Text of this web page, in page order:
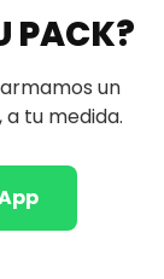
PACK?
un
tu medida.